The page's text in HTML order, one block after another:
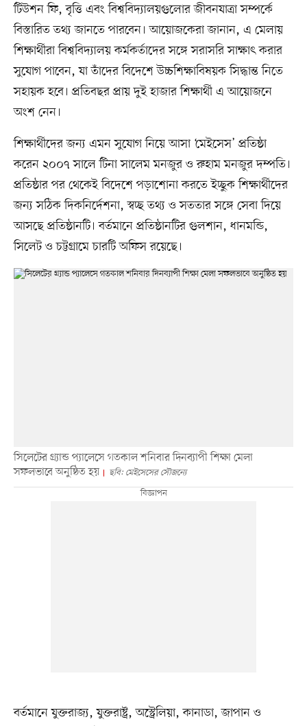
টিউশন ফি, বৃত্তি এবং বিশ্ববিদ্যালয়গুলোর জীবনযাত্রা সম্পর্কে
বিস্তারিত তথ্য জানতে পারবেন। আয়োজকেরা জানান, এ মেলায়
শিক্ষার্থীরা বিশ্ববিদ্যালয় কর্মকর্তাদের সঙ্গে সরাসরি সাক্ষাৎ করার
সুযোগ পাবেন, যা তাঁদের বিদেশে উচ্চশিক্ষাবিষয়ক সিদ্ধান্ত নিতে
সহায়ক হবে। প্রতিবছর প্রায় দুই হাজার শিক্ষার্থী এ আয়োজনে
অংশ নেন।
শিক্ষার্থীদের জন্য এমন সুযোগ নিয়ে আসা ‘মেইসেস’ প্রতিষ্ঠা
করেন ২০০৭ সালে টিনা সালেম মনজুর ও রুহাম মনজুর দম্পতি।
প্রতিষ্ঠার পর থেকেই বিদেশে পড়াশোনা করতে ইচ্ছুক শিক্ষার্থীদের
জন্য সঠিক দিকনির্দেশনা, স্বচ্ছ তথ্য ও সততার সঙ্গে সেবা দিয়ে
আসছে প্রতিষ্ঠানটি। বর্তমানে প্রতিষ্ঠানটির গুলশান, ধানমন্ডি,
সিলেট ও চট্টগ্রামে চারটি অফিস রয়েছে।
সিলেটের গ্র্যান্ড প্যালেসে গতকাল শনিবার দিনব্যাপী শিক্ষা মেলা
সফলভাবে অনুষ্ঠিত হয়
ছবি: মেইসেসের সৌজন্যে
বর্তমানে যুক্তরাজ্য, যুক্তরাষ্ট্র, অস্ট্রেলিয়া, কানাডা, জাপান ও